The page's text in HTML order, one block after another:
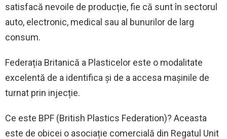
satisfacă nevoile de producție, fie că sunt în sectorul
auto, electronic, medical sau al bunurilor de larg
consum.
Federația Britanică a Plasticelor este o modalitate
excelentă de a identifica și de a accesa mașinile de
turnat prin injecție.
Ce este BPF (British Plastics Federation)? Aceasta
este de obicei o asociație comercială din Regatul Unit